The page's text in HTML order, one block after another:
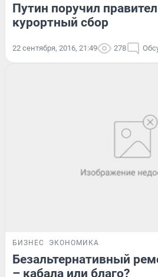
Путин поручил
курортный сбор
22 сентября, 2016, 21:49 278
БИЗНЕС ЭКОНОМИКА
Безальтернативный
– кабала или благо?